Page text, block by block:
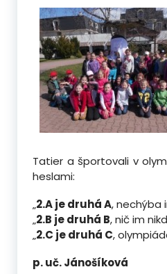
Tatier a športovali v
heslami:
„2.A je druhá A, nechýba
„2.B je druhá B, nič im
„2.C je druhá C,
p. uč. Jánošíková